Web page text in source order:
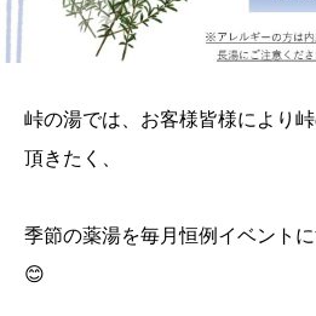
峠の湯では、お客様皆様により
頂きたく、
季節の薬湯を毎月恒例イベント
😊